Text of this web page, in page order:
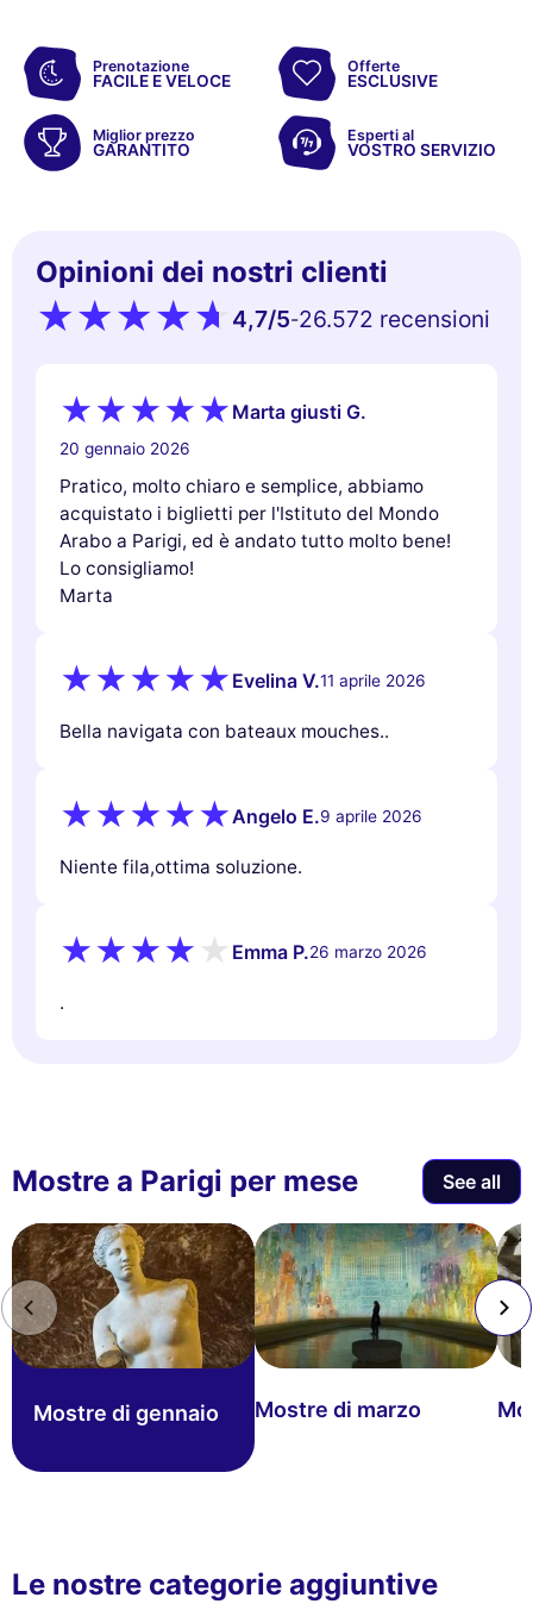
Prenotazione
FACILE E VELOCE
Offerte
ESCLUSIVE
Miglior prezzo
GARANTITO
Esperti al
VOSTRO SERVIZIO
Opinioni dei nostri clienti
4,7/5-26.572 recensioni
Marta giusti G.
20 gennaio 2026
Pratico, molto chiaro e semplice, abbiamo
acquistato i biglietti per l'Istituto del Mondo
Arabo a Parigi, ed è andato tutto molto bene!
Lo consigliamo!
Marta
Evelina V.11 aprile 2026
Bella navigata con bateaux mouches..
Angelo E.9 aprile 2026
Niente fila,ottima soluzione.
Emma P.26 marzo 2026
.
Mostre a Parigi per mese See all
Mostre di gennaio Mostre di marzo
Le nostre categorie aggiuntive